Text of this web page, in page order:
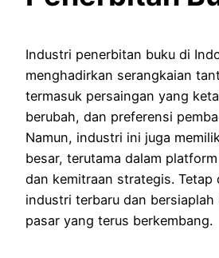
Industri penerbitan buku di
menghadirkan serangkaian
termasuk persaingan yang
berubah, dan preferensi
Namun, industri ini juga
besar, terutama dalam
dan kemitraan strategis. Tetap
industri terbaru dan
pasar yang terus berkembang.